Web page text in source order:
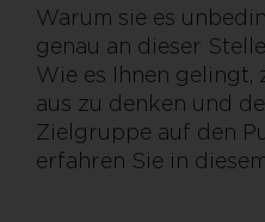
Warum sie es
genau an dieser
Wie es Ihnen
aus zu denken und
Zielgruppe auf den
erfahren Sie in